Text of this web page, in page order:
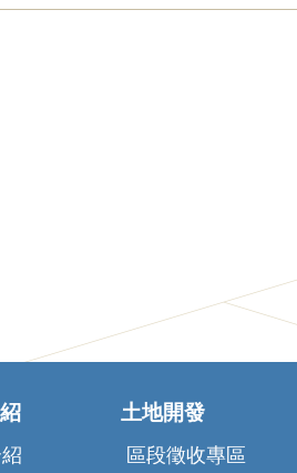
土地開發
區段徵收專區